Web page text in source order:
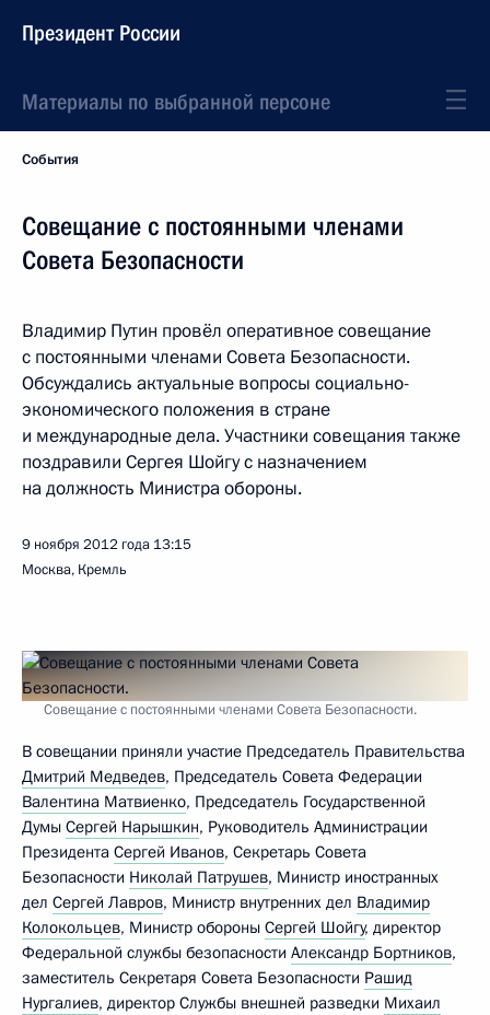
Президент России
Материалы по выбранной персоне
События
Совещание с постоянными членами
Совета Безопасности
Владимир Путин провёл оперативное совещание
с постоянными членами Совета Безопасности.
Обсуждались актуальные вопросы социально-
экономического положения в стране
и международные дела. Участники совещания также
поздравили Сергея Шойгу с назначением
на должность Министра обороны.
9 ноября 2012 года 13:15
Москва, Кремль
Совещание с постоянными членами Совета Безопасности.
В совещании приняли участие Председатель Правительства
Дмитрий Медведев, Председатель Совета Федерации
Валентина Матвиенко, Председатель Государственной
Думы Сергей Нарышкин, Руководитель Администрации
Президента Сергей Иванов, Секретарь Совета
Безопасности Николай Патрушев, Министр иностранных
дел Сергей Лавров, Министр внутренних дел Владимир
Колокольцев, Министр обороны Сергей Шойгу, директор
Федеральной службы безопасности Александр Бортников,
заместитель Секретаря Совета Безопасности Рашид
Нургалиев, директор Службы внешней разведки Михаил